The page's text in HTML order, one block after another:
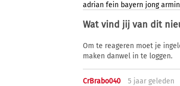
adrian fein bayern jong
Wat vind jij van dit
Om te reageren moet je
maken danwel in te loggen.
CrBrabo040 5 jaar geleden